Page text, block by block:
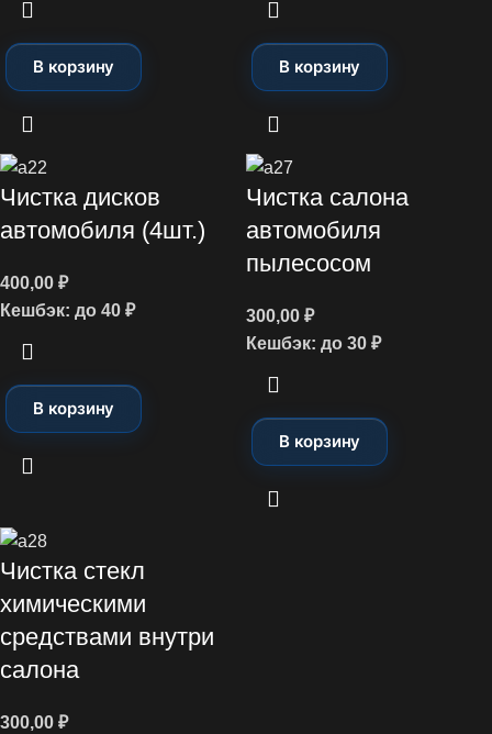
В корзину В корзину
Чистка дисков
автомобиля (4шт.)
400,00 ₽
Кешбэк: до 40 ₽
В корзину
Чистка салона
автомобиля
пылесосом
300,00 ₽
Кешбэк: до 30 ₽
В корзину
Чистка стекл
химическими
средствами внутри
салона
300,00 ₽